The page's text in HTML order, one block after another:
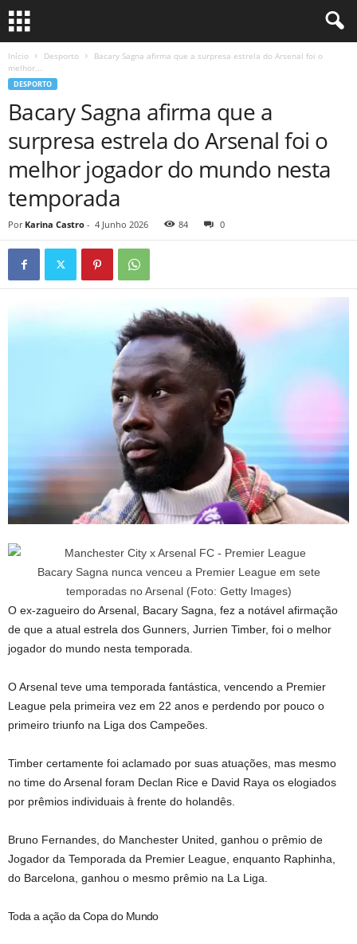
Início Desporto
Bacary Sagna afirma que a surpresa estrela do Arsenal foi o
melhor...
DESPORTO
Bacary Sagna afirma que a
surpresa estrela do Arsenal foi o
melhor jogador do mundo nesta
temporada
Por Karina Castro - 4 Junho 2026 84 0
Bacary Sagna nunca venceu a Premier League em sete
temporadas no Arsenal (Foto: Getty Images)
O ex-zagueiro do Arsenal, Bacary Sagna, fez a notável afirmação
de que a atual estrela dos Gunners, Jurrien Timber, foi o melhor
jogador do mundo nesta temporada.
O Arsenal teve uma temporada fantástica, vencendo a Premier
League pela primeira vez em 22 anos e perdendo por pouco o
primeiro triunfo na Liga dos Campeões.
Timber certamente foi aclamado por suas atuações, mas mesmo
no time do Arsenal foram Declan Rice e David Raya os elogiados
por prêmios individuais à frente do holandês.
Bruno Fernandes, do Manchester United, ganhou o prêmio de
Jogador da Temporada da Premier League, enquanto Raphinha,
do Barcelona, ​​​​ganhou o mesmo prêmio na La Liga.
Toda a ação da Copa do Mundo